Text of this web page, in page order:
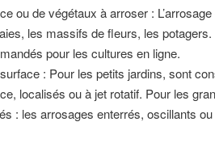
ou de végétaux à arroser :
les massifs de fleurs, les
pour les cultures en ligne.
: Pour les petits jardins, sont
localisés ou à jet rotatif. Pour les
: les arrosages enterrés, oscillants